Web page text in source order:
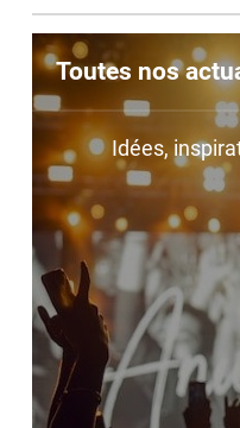
Toutes nos
Idées,